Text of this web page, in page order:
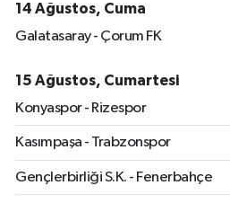
14 Ağustos, Cuma
Galatasaray - Çorum FK
15 Ağustos, Cumartesi
Konyaspor - Rizespor
Kasımpaşa - Trabzonspor
Gençlerbirliği S.K. - Fenerbahçe